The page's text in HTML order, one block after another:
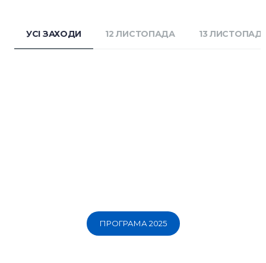
УСІ ЗАХОДИ 12 ЛИСТОПАДА 13
ПРОГРАМА 2025